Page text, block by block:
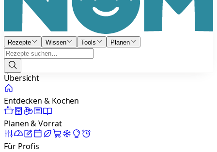
Rezepte Wissen Tools Planen
Übersicht
Entdecken & Kochen
Planen & Vorrat
Für Profis